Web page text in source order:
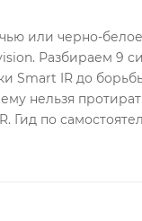
или черно-белое
Разбираем 9
Smart IR до
нельзя
Гид по